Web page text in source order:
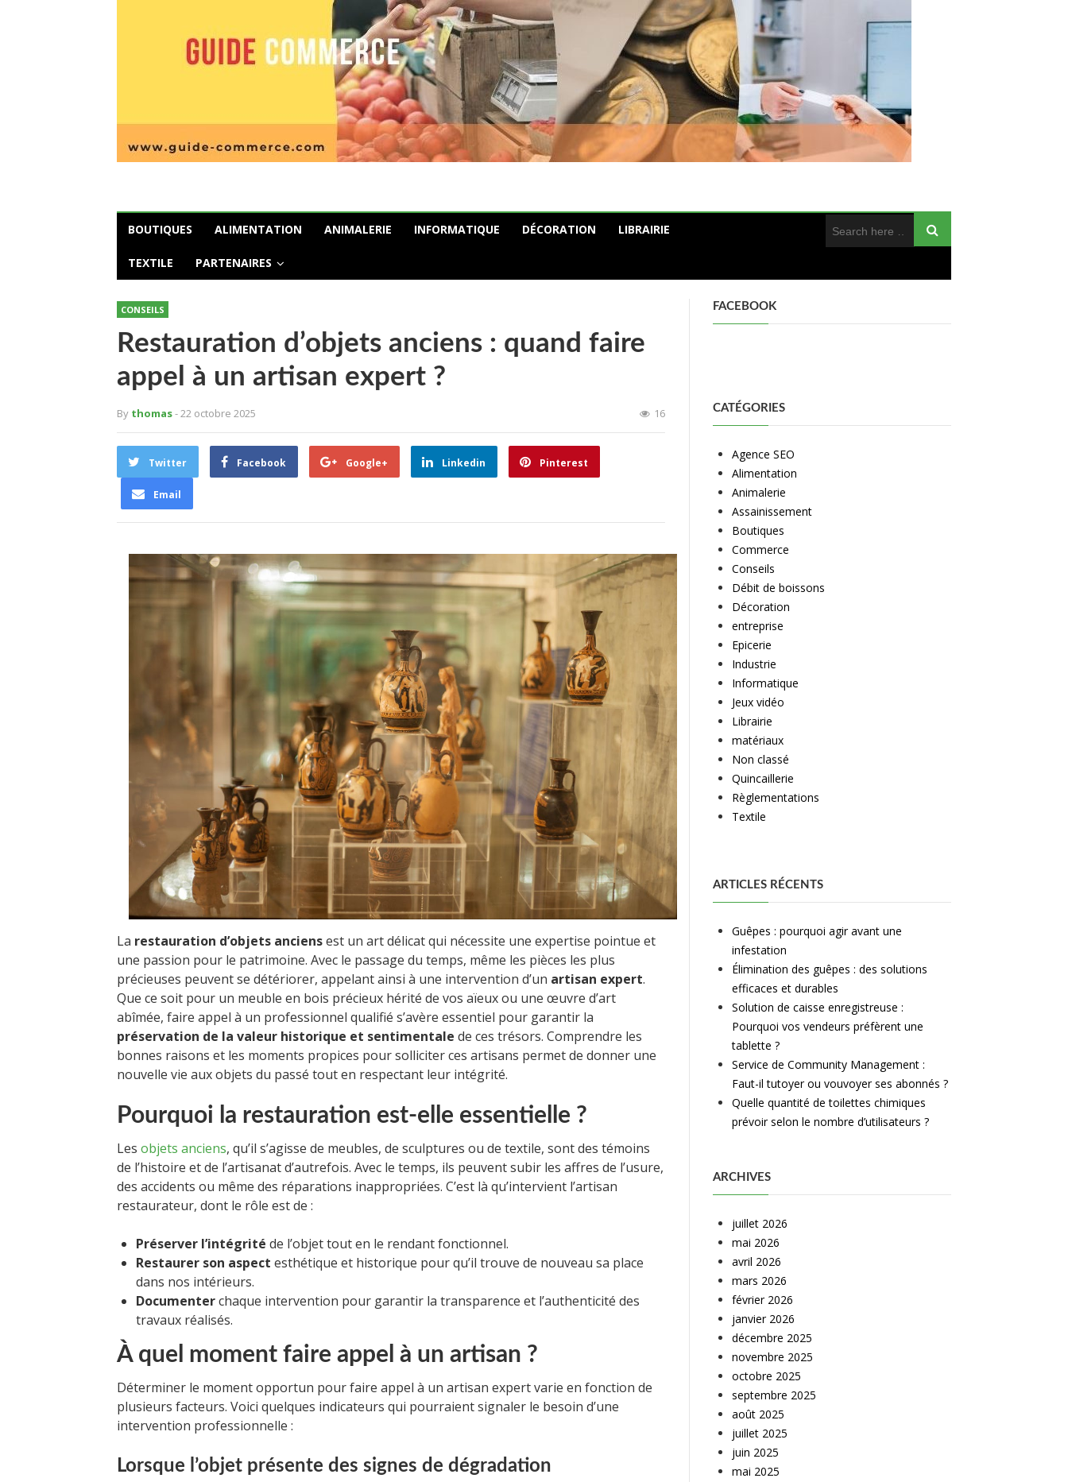
BOUTIQUES ALIMENTATION ANIMALERIE INFORMATIQUE DÉCORATION LIBRAIRIE
TEXTILE PARTENAIRES
CONSEILS
Restauration d’objets anciens : quand faire
appel à un artisan expert ?
By thomas- 22 octobre 2025 16
Twitter Facebook Google+ Linkedin Pinterest
Email
La restauration d’objets anciensest un art délicat qui nécessite une expertise pointue et
une passion pour le patrimoine. Avec le passage du temps, même les pièces les plus
précieuses peuvent se détériorer, appelant ainsi à une intervention d’un artisan expert.
Que ce soit pour un meuble en bois précieux hérité de vos aïeux ou une œuvre d’art
abîmée, faire appel à un professionnel qualifié s’avère essentiel pour garantir la
préservation de la valeur historique et sentimentale de ces trésors. Comprendre les
bonnes raisons et les moments propices pour solliciter ces artisans permet de donner une
nouvelle vie aux objets du passé tout en respectant leur intégrité.
Pourquoi la restauration est-elle essentielle ?
Les objets anciens, qu’il s’agisse de meubles, de sculptures ou de textile, sont des témoins
de l’histoire et de l’artisanat d’autrefois. Avec le temps, ils peuvent subir les affres de l’usure,
des accidents ou même des réparations inappropriées. C’est là qu’intervient l’artisan
restaurateur, dont le rôle est de :
Préserver l’intégrité de l’objet tout en le rendant fonctionnel.
Restaurer son aspect esthétique et historique pour qu’il trouve de nouveau sa place
dans nos intérieurs.
Documenterchaque intervention pour garantir la transparence et l’authenticité des
travaux réalisés.
À quel moment faire appel à un artisan ?
Déterminer le moment opportun pour faire appel à un artisan expert varie en fonction de
plusieurs facteurs. Voici quelques indicateurs qui pourraient signaler le besoin d’une
intervention professionnelle :
Lorsque l’objet présente des signes de dégradation
FACEBOOK
CATÉGORIES
Agence SEO
Alimentation
Animalerie
Assainissement
Boutiques
Commerce
Conseils
Débit de boissons
Décoration
entreprise
Epicerie
Industrie
Informatique
Jeux vidéo
Librairie
matériaux
Non classé
Quincaillerie
Règlementations
Textile
ARTICLES RÉCENTS
Guêpes : pourquoi agir avant une
infestation
Élimination des guêpes : des solutions
efficaces et durables
Solution de caisse enregistreuse :
Pourquoi vos vendeurs préfèrent une
tablette ?
Service de Community Management :
Faut-il tutoyer ou vouvoyer ses abonnés ?
Quelle quantité de toilettes chimiques
prévoir selon le nombre d’utilisateurs ?
ARCHIVES
juillet 2026
mai 2026
avril 2026
mars 2026
février 2026
janvier 2026
décembre 2025
novembre 2025
octobre 2025
septembre 2025
août 2025
juillet 2025
juin 2025
mai 2025